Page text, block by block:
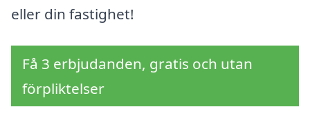
eller din fastighet!
Få 3 erbjudanden, gratis och utan
förpliktelser